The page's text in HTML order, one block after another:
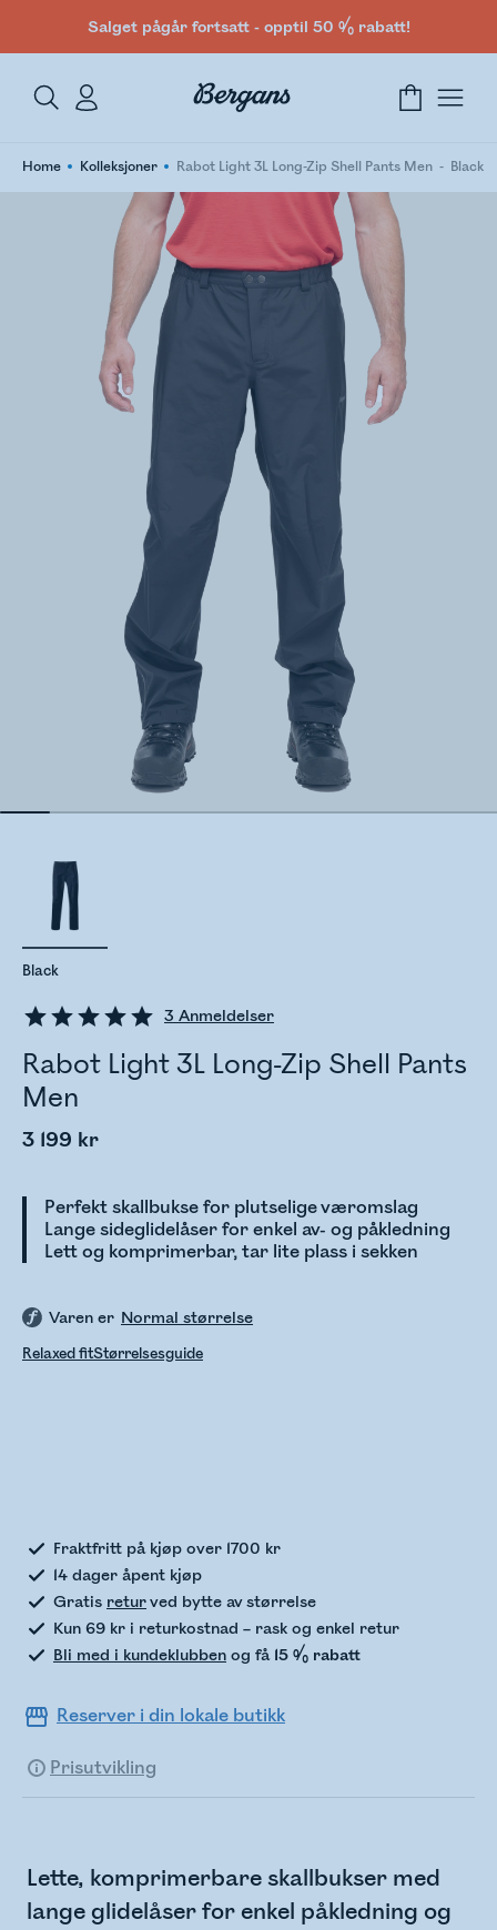
Salget pågår fortsatt - opptil 50 % rabatt!
Home Kolleksjoner Rabot Light 3L Long-Zip Shell Pants Men Black
3 Anmeldelser
Rabot Light 3L Long-Zip Shell Pants
Men
3 199 kr
Perfekt skallbukse for plutselige væromslag
Lange sideglidelåser for enkel av- og påkledning
Lett og komprimerbar, tar lite plass i sekken
Black
Varen er Normal størrelse
Relaxed fitStørrelsesguide
Fraktfritt på kjøp over 1700 kr
14 dager åpent kjøp
Gratis returved bytte av størrelse
Kun 69 kr i returkostnad – rask og enkel retur
Bli med i kundeklubben og få 15 % rabatt
Reserver i din lokale butikk
Prisutvikling
Lette, komprimerbare skallbukser med
lange glidelåser for enkel påkledning og